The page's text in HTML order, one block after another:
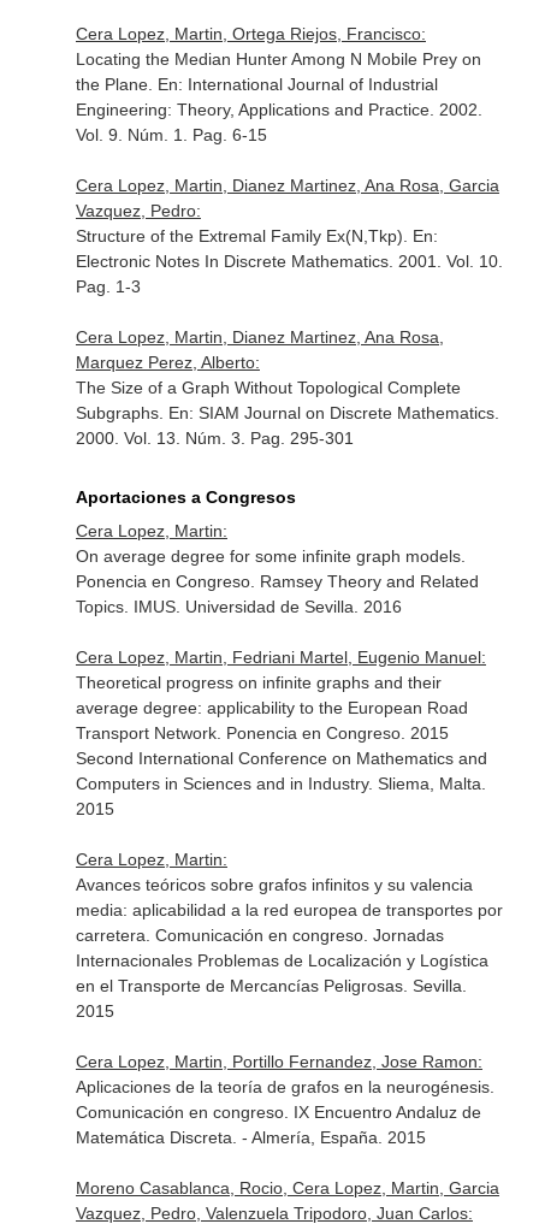
Cera Lopez, Martin, Ortega Riejos, Francisco:
Locating the Median Hunter Among N Mobile Prey on
the Plane. En: International Journal of Industrial
Engineering: Theory, Applications and Practice. 2002.
Vol. 9. Núm. 1. Pag. 6-15
Cera Lopez, Martin, Dianez Martinez, Ana Rosa, Garcia
Vazquez, Pedro:
Structure of the Extremal Family Ex(N,Tkp). En:
Electronic Notes In Discrete Mathematics. 2001. Vol. 10.
Pag. 1-3
Cera Lopez, Martin, Dianez Martinez, Ana Rosa,
Marquez Perez, Alberto:
The Size of a Graph Without Topological Complete
Subgraphs. En: SIAM Journal on Discrete Mathematics.
2000. Vol. 13. Núm. 3. Pag. 295-301
Aportaciones a Congresos
Cera Lopez, Martin:
On average degree for some infinite graph models.
Ponencia en Congreso. Ramsey Theory and Related
Topics. IMUS. Universidad de Sevilla. 2016
Cera Lopez, Martin, Fedriani Martel, Eugenio Manuel:
Theoretical progress on infinite graphs and their
average degree: applicability to the European Road
Transport Network. Ponencia en Congreso. 2015
Second International Conference on Mathematics and
Computers in Sciences and in Industry. Sliema, Malta.
2015
Cera Lopez, Martin:
Avances teóricos sobre grafos infinitos y su valencia
media: aplicabilidad a la red europea de transportes por
carretera. Comunicación en congreso. Jornadas
Internacionales Problemas de Localización y Logística
en el Transporte de Mercancías Peligrosas. Sevilla.
2015
Cera Lopez, Martin, Portillo Fernandez, Jose Ramon:
Aplicaciones de la teoría de grafos en la neurogénesis.
Comunicación en congreso. IX Encuentro Andaluz de
Matemática Discreta. - Almería, España. 2015
Moreno Casablanca, Rocio, Cera Lopez, Martin, Garcia
Vazquez, Pedro, Valenzuela Tripodoro, Juan Carlos: